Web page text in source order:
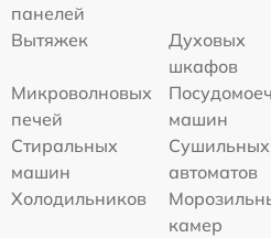
панелей
Вытяжек
Духовых
шкафов
Микроволновых
печей
машин
Стиральных
машин
Сушильных
автоматов
Холодильников
камер